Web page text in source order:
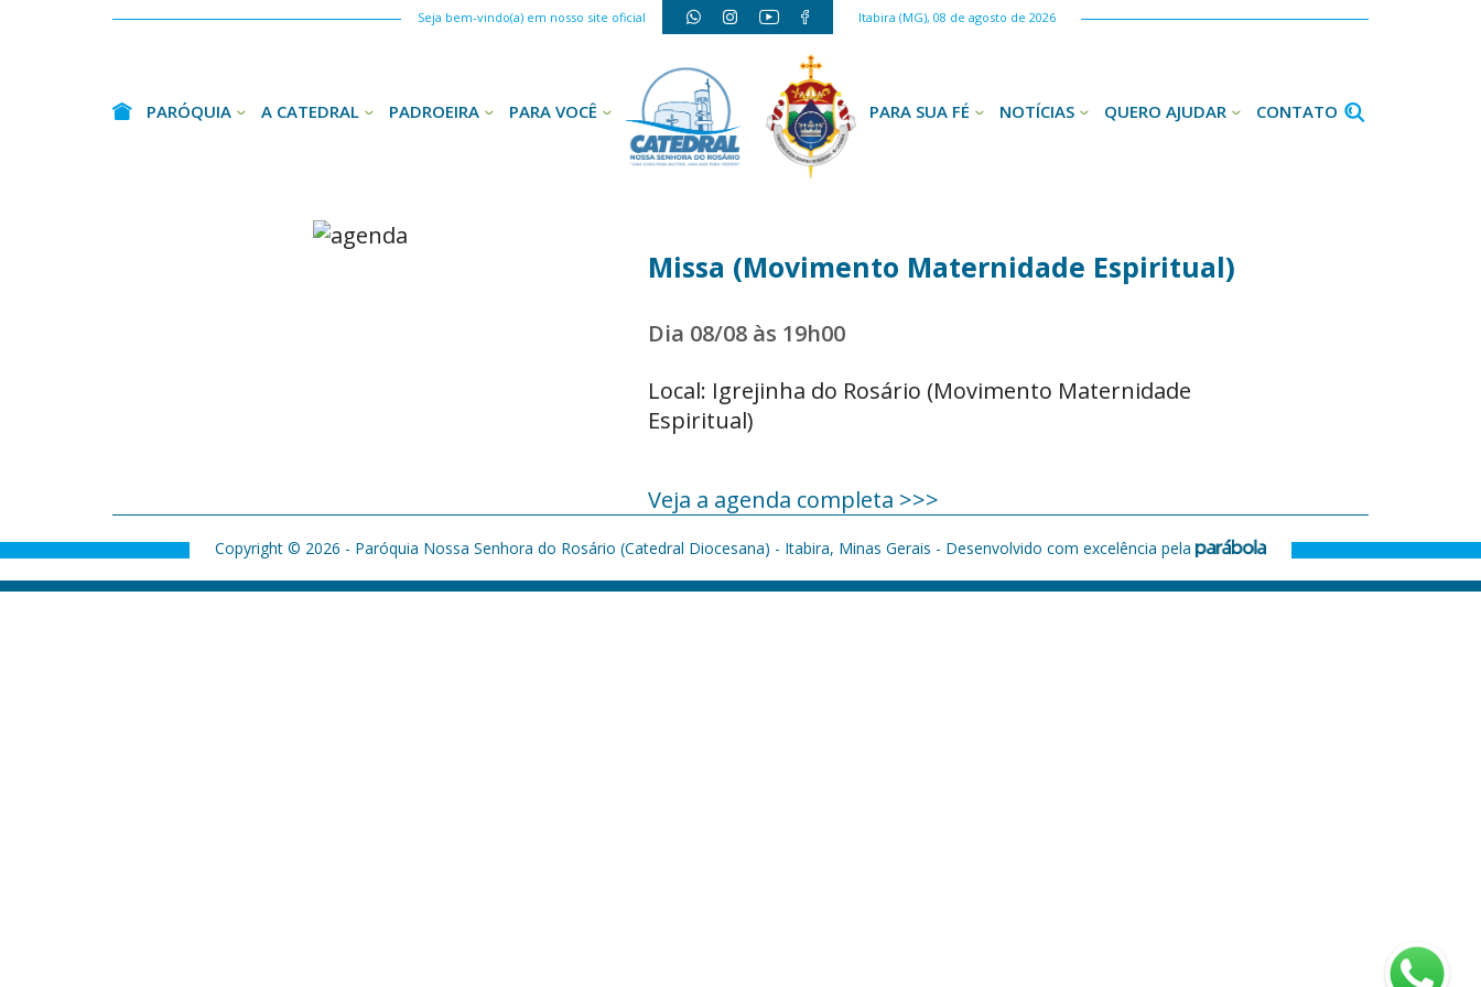
Seja bem-vindo(a) em nosso site oficial Itabira (MG), 08 de agosto de 2026
PARÓQUIA A CATEDRAL PADROEIRA PARA VOCÊ PARA SUA FÉ NOTÍCIAS QUERO AJUDAR CONTATO
Missa (Movimento Maternidade Espiritual)
Dia 08/08 às 19h00
Local: Igrejinha do Rosário (Movimento Maternidade
Espiritual)
Veja a agenda completa >>>
Copyright © 2026 - Paróquia Nossa Senhora do Rosário (Catedral Diocesana) - Itabira, Minas Gerais - Desenvolvido com excelência pela